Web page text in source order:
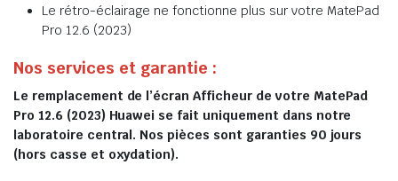
Le rétro-éclairage ne fonctionne plus sur votre MatePad
Pro 12.6 (2023)
Nos services et garantie :
Le remplacement de l’écran Afficheur de votre MatePad
Pro 12.6 (2023) Huawei se fait uniquement dans notre
laboratoire central. Nos pièces sont garanties 90 jours
(hors casse et oxydation).